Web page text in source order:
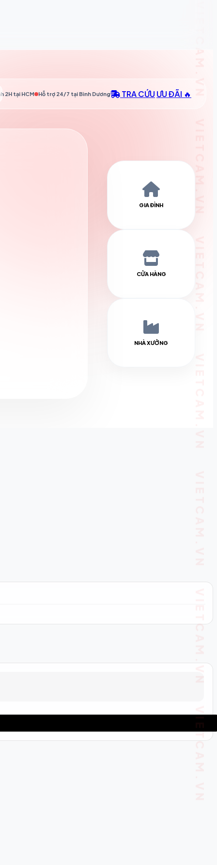
2H tại HCM Hỗ trợ 24/7 tại Bình Dương TRA CỨU ƯU ĐÃI 🔥
GIA ĐÌNH
CỬA HÀNG
NHÀ XƯỞNG
VIETCAM.VN VIETCAM.VN VIETCAM.VN VIETCAM.VN VIETCAM.VN VIETCAM.VN